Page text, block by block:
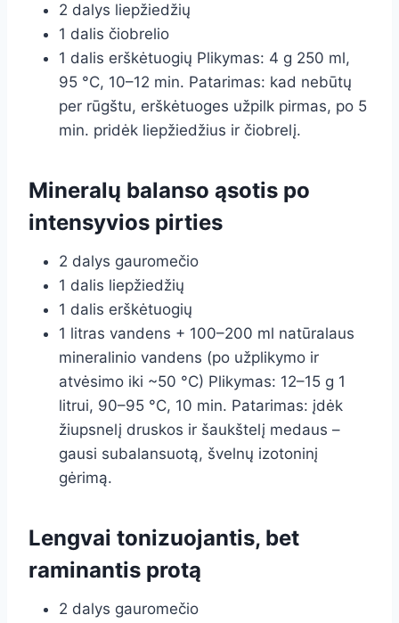
2 dalys liepžiedžių
1 dalis čiobrelio
1 dalis erškėtuogių Plikymas: 4 g 250 ml,
95 °C, 10–12 min. Patarimas: kad nebūtų
per rūgštu, erškėtuoges užpilk pirmas, po 5
min. pridėk liepžiedžius ir čiobrelį.
Mineralų balanso ąsotis po
intensyvios pirties
2 dalys gauromečio
1 dalis liepžiedžių
1 dalis erškėtuogių
1 litras vandens + 100–200 ml natūralaus
mineralinio vandens (po užplikymo ir
atvėsimo iki ~50 °C) Plikymas: 12–15 g 1
litrui, 90–95 °C, 10 min. Patarimas: įdėk
žiupsnelį druskos ir šaukštelį medaus –
gausi subalansuotą, švelnų izotoninį
gėrimą.
Lengvai tonizuojantis, bet
raminantis protą
2 dalys gauromečio